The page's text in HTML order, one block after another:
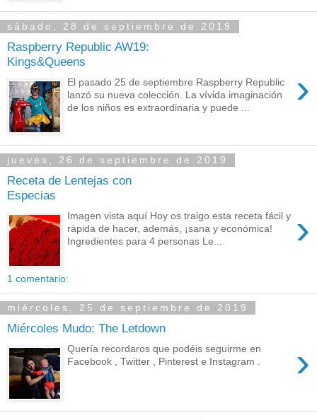
sábado, 28 de septiembre de 2019
Raspberry Republic AW19:
Kings&Queens
›
El pasado 25 de septiembre Raspberry Republic
lanzó su nueva colección. La vívida imaginación
de los niños es extraordinaria y puede ...
jueves, 26 de septiembre de 2019
Receta de Lentejas con
Especias
›
Imagen vista aquí Hoy os traigo esta receta fácil y
rápida de hacer, además, ¡sana y económica!
Ingredientes para 4 personas Le...
1 comentario:
miércoles, 25 de septiembre de 2019
Miércoles Mudo: The Letdown
›
Quería recordaros que podéis seguirme en
Facebook , Twitter , Pinterest e Instagram .